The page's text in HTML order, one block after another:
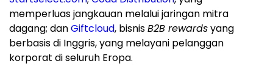
memperluas jangkauan melalui jaringan mitra
dagang; danGiftcloud, bisnisB2B rewardsyang
berbasis di Inggris, yang melayani pelanggan
korporat di seluruh Eropa.